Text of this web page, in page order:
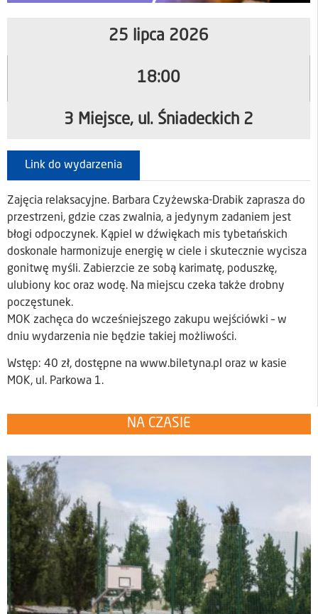
25 lipca 2026
18:00
3 Miejsce, ul. Śniadeckich 2
Link do wydarzenia
Zajęcia relaksacyjne. Barbara Czyżewska-Drabik zaprasza do
przestrzeni, gdzie czas zwalnia, a jedynym zadaniem jest
błogi odpoczynek. Kąpiel w dźwiękach mis tybetańskich
doskonale harmonizuje energię w ciele i skutecznie wycisza
gonitwę myśli. Zabierzcie ze sobą karimatę, poduszkę,
ulubiony koc oraz wodę. Na miejscu czeka także drobny
poczęstunek.
MOK zachęca do wcześniejszego zakupu wejściówki – w
dniu wydarzenia nie będzie takiej możliwości.
Wstęp: 40 zł, dostępne na www.biletyna.pl oraz w kasie
MOK, ul. Parkowa 1.
NA CZASIE